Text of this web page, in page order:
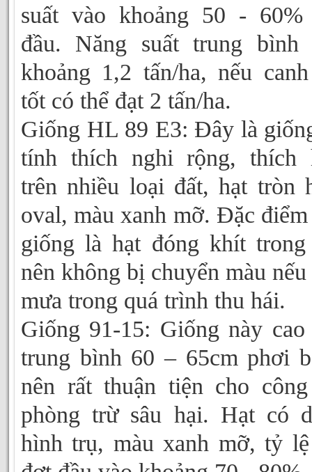
suất vào khoảng 50 - 60%
đầu. Năng suất trung bình
khoảng 1,2 tấn/ha, nếu
tốt có thể đạt 2 tấn/ha.
Giống HL 89 E3: Đây là
tính thích nghi rộng, thích
trên nhiều loại đất, hạt tròn
oval, màu xanh mỡ. Đặc điểm
giống là hạt đóng khít
nên không bị chuyển màu nếu
mưa trong quá trình thu hái.
Giống 91-15: Giống này cao
trung bình 60 – 65cm phơi
nên rất thuận tiện cho
phòng trừ sâu hại. Hạt có
hình trụ, màu xanh mỡ, tỷ